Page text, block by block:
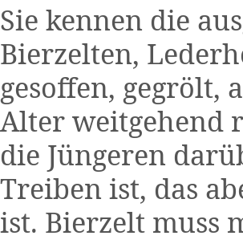
Sie kennen die
Bierzelten,
gesoffen, gegrölt,
Alter weitgehend
die Jüngeren
Treiben ist, das
ist. Bierzelt muss